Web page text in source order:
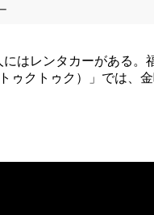
はレンタカーがある。
ゥクトゥク）」では、